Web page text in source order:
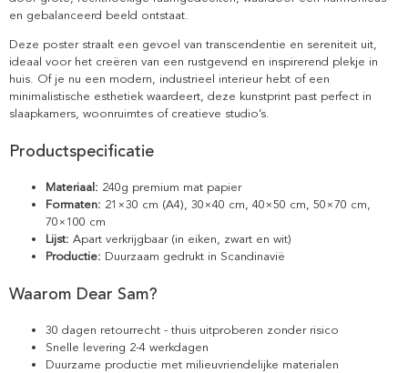
en gebalanceerd beeld ontstaat.
Deze poster straalt een gevoel van transcendentie en sereniteit uit,
ideaal voor het creëren van een rustgevend en inspirerend plekje in
huis. Of je nu een modern, industrieel interieur hebt of een
minimalistische esthetiek waardeert, deze kunstprint past perfect in
slaapkamers, woonruimtes of creatieve studio’s.
Productspecificatie
Materiaal: 240g premium mat papier
Formaten: 21×30 cm (A4), 30×40 cm, 40×50 cm, 50×70 cm,
70×100 cm
Lijst: Apart verkrijgbaar (in eiken, zwart en wit)
Productie: Duurzaam gedrukt in Scandinavië
Waarom Dear Sam?
30 dagen retourrecht - thuis uitproberen zonder risico
Snelle levering 2-4 werkdagen
Duurzame productie met milieuvriendelijke materialen